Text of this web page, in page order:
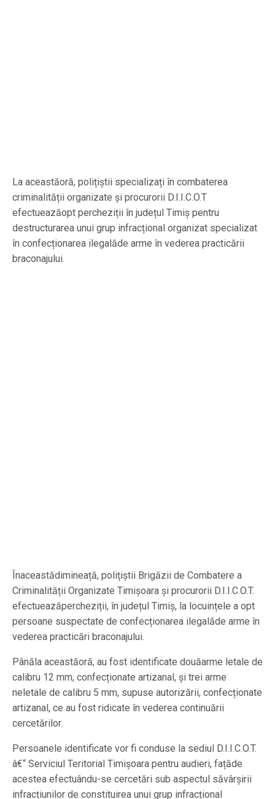
La aceastăoră, polițiștii specializați în combaterea
criminalității organizate și procurorii D.I.I.C.O.T
efectueazăopt percheziții în județul Timiș pentru
destructurarea unui grup infracțional organizat specializat
în confecționarea ilegalăde arme în vederea practicării
braconajului.
Înaceastădimineață, polițiștii Brigăzii de Combatere a
Criminalității Organizate Timișoara și procurorii D.I.I.C.O.T.
efectueazăpercheziții, în județul Timiș, la locuințele a opt
persoane suspectate de confecționarea ilegalăde arme în
vederea practicări braconajului.
Pânăla aceastăoră, au fost identificate douăarme letale de
calibru 12 mm, confecționate artizanal, și trei arme
neletale de calibru 5 mm, supuse autorizării, confecționate
artizanal, ce au fost ridicate în vederea continuării
cercetărilor.
Persoanele identificate vor fi conduse la sediul D.I.I.C.O.T.
â€“ Serviciul Teritorial Timișoara pentru audieri, fațăde
acestea efectuându-se cercetări sub aspectul săvârșirii
infracțiunilor de constituirea unui grup infracțional